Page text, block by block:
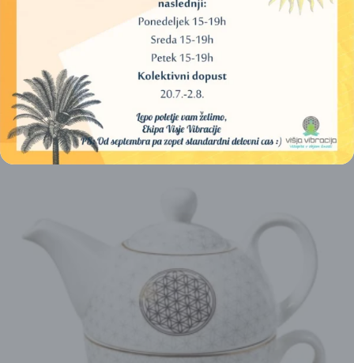
Šungit efektivno že v 30 minutahodstrani škodljive delce
iz vode, ki vključuje tudi težke kovine, ki jih lahko najdemo v
vodovodu.
PODOBNI IZDELKI